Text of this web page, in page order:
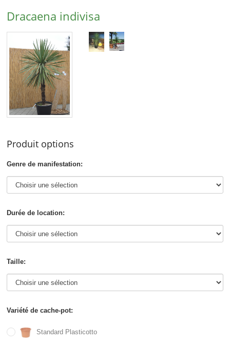
Dracaena indivisa
Produit options
Genre de manifestation:
Durée de location:
Taille:
Variété de cache-pot:
Standard Plasticotto